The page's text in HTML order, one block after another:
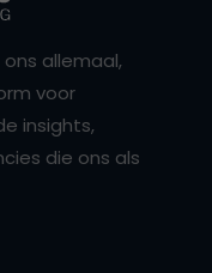
allemaal,
voor
insights,
die ons als